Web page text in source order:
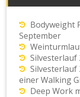
Bodyweight
September
Silvesterlauf
Silvesterlauf
einer Walking
Deep Work